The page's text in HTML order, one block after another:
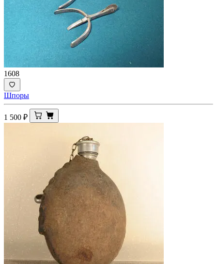
1608
Шпоры
1 500 ₽